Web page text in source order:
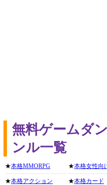
無料ゲームダ
ンル一覧
★本格MMORPG
★本格アクション
★本格女性向
★本格カード